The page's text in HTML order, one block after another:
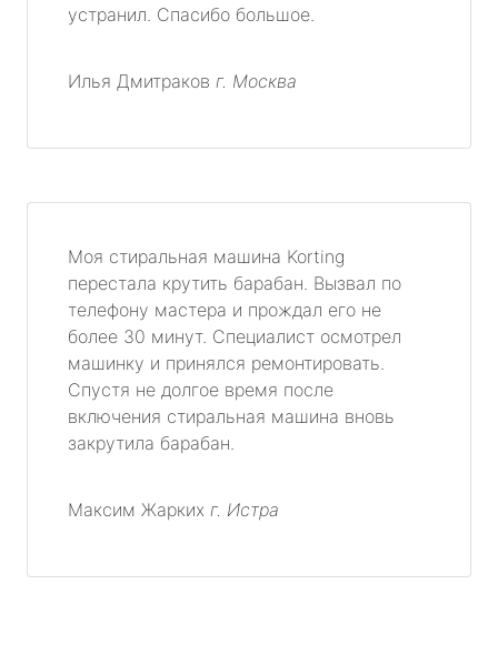
устранил. Спасибо большое.
Илья Дмитраков г. Москва
Моя стиральная машина Korting
перестала крутить барабан. Вызвал по
телефону мастера и прождал его не
более 30 минут. Специалист осмотрел
машинку и принялся ремонтировать.
Спустя не долгое время после
включения стиральная машина вновь
закрутила барабан.
Максим Жарких г. Истра